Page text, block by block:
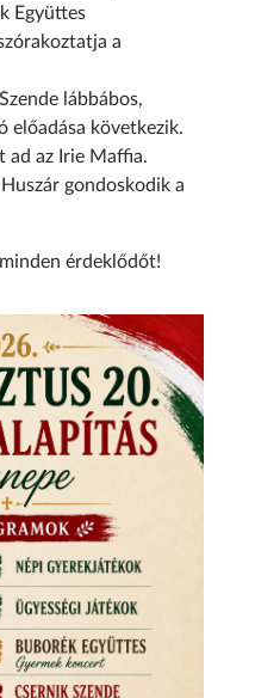
Együttes
a
lábbábos,
előadása következik.
ad az Irie Maffia.
gondoskodik a
érdeklődőt!